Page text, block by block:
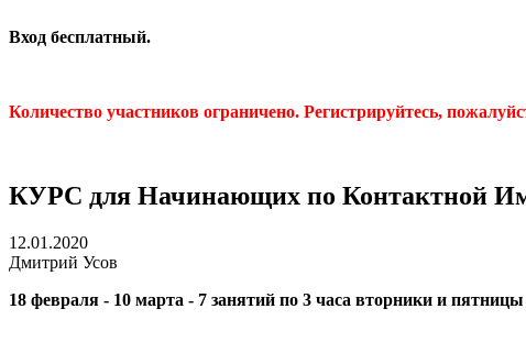
Вход бесплатный.
Количество участников ограничено. Регистрируйтесь,
КУРС для Начинающих по Контактной
12.01.2020
Дмитрий Усов
18 февраля - 10 марта - 7 занятий по 3 часа вторники и пятницы